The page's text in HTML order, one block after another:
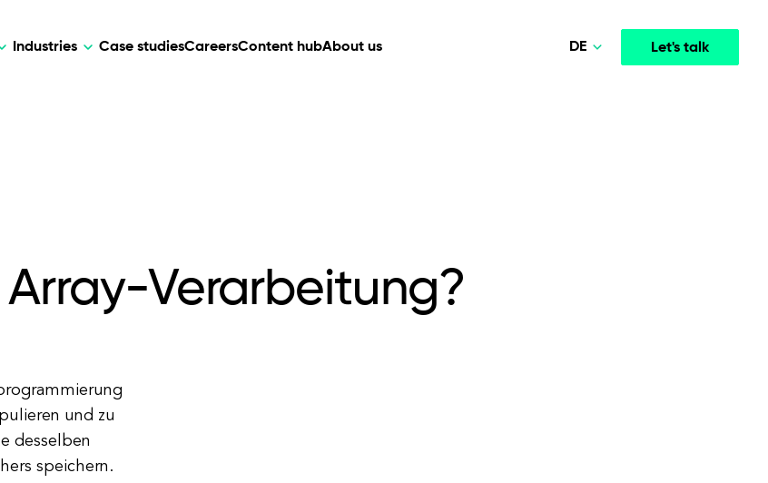
Industries Case studiesCareersContent hubAbout us Let's talk
DE
Verarbeitung?
und zu
desselben
speichern.